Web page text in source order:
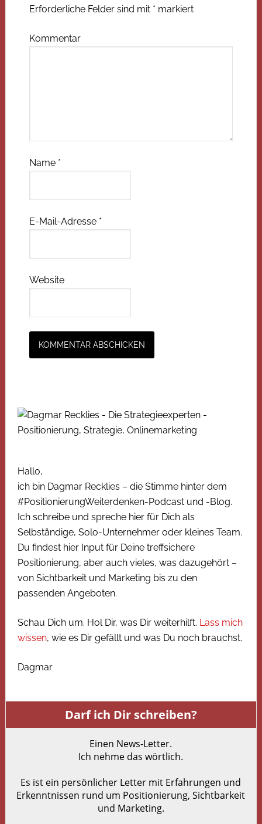
Erforderliche Felder sind mit * markiert
Kommentar
Name *
E-Mail-Adresse *
Website
Hallo,
ich bin Dagmar Recklies – die Stimme hinter dem
#PositionierungWeiterdenken-Podcast und -Blog.
Ich schreibe und spreche hier für Dich als
Selbständige, Solo-Unternehmer oder kleines Team.
Du findest hier Input für Deine treffsichere
Positionierung, aber auch vieles, was dazugehört –
von Sichtbarkeit und Marketing bis zu den
passenden Angeboten.
Schau Dich um. Hol Dir, was Dir weiterhilft. Lass mich
wissen, wie es Dir gefällt und was Du noch brauchst.
Dagmar
Darf ich Dir schreiben?
Einen News-Letter.
Ich nehme das wörtlich.
Es ist ein persönlicher Letter mit Erfahrungen und
Erkenntnissen rund um Positionierung, Sichtbarkeit
und Marketing.